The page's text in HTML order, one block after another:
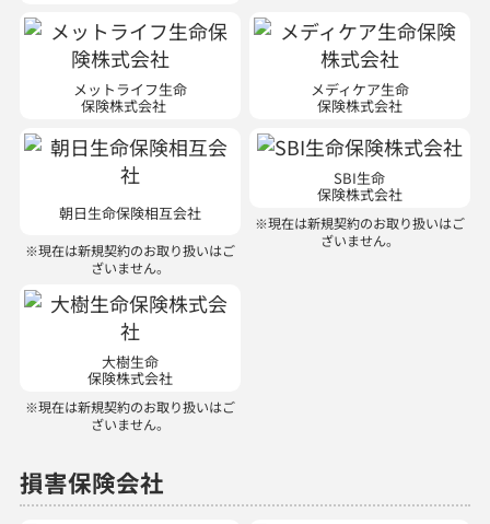
メットライフ生命
保険株式会社
メディケア生命
保険株式会社
朝日生命保険相互会社
※現在は新規契約のお取り扱いはご
SBI生命
保険株式会社
※現在は新規契約のお取り扱いはご
大樹生命
保険株式会社
※現在は新規契約のお取り扱いはご